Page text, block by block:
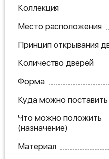
Коллекция
Место расположения
Принцип открывания
Количество дверей
Форма
Куда можно поставить
Что можно положить
(назначение)
Материал